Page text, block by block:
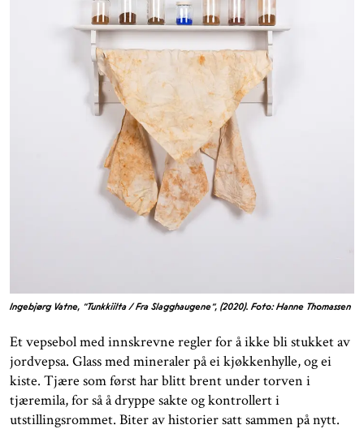
Ingebjørg Vatne, "Tunkkiilta / Fra Slagghaugene", (2020). Foto: Hanne Thomassen
Et vepsebol med innskrevne regler for å ikke bli stukket av
jordvepsa. Glass med mineraler på ei kjøkkenhylle, og ei
kiste. Tjære som først har blitt brent under torven i
tjæremila, for så å dryppe sakte og kontrollert i
utstillingsrommet. Biter av historier satt sammen på nytt.